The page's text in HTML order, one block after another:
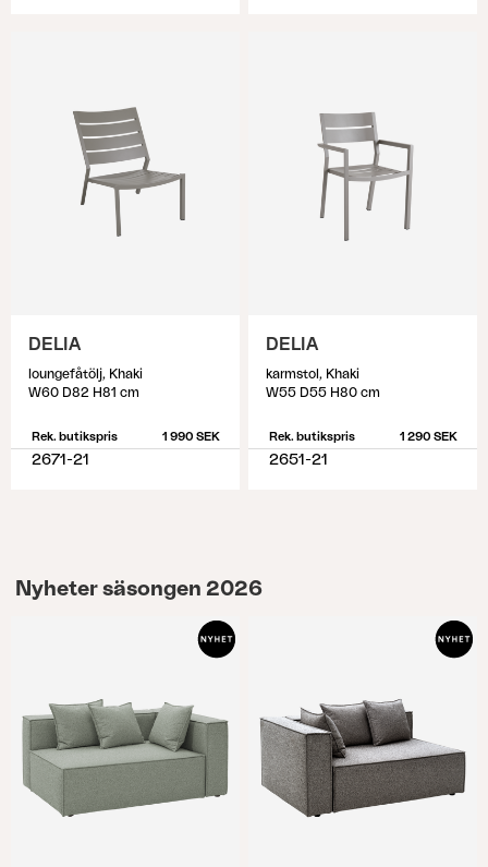
DELIA
loungefåtölj, Khaki
W60 D82 H81 cm
Rek. butikspris 1 990 SEK
2671-21
DELIA
karmstol, Khaki
W55 D55 H80 cm
Rek. butikspris 1 290 SEK
2651-21
Nyheter säsongen 2026